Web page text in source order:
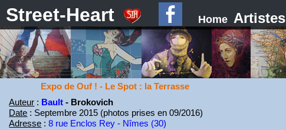
Street-Heart Home Artistes
Expo de Ouf ! - Le Spot : la Terrasse
Auteur : Bault- Brokovich
Date : Septembre 2015 (photos prises en 09/2016)
Adresse :8 rue Enclos Rey - Nîmes (30)